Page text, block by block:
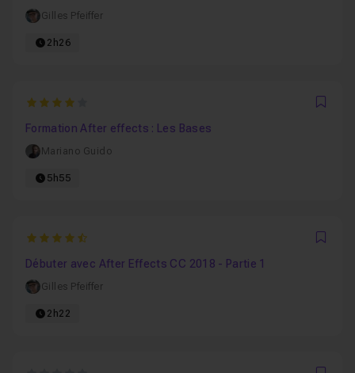
Gilles Pfeiffer
2h26
4
Formation After effects : Les Bases
Mariano Guido
5h55
4.7636363636364
Débuter avec After Effects CC 2018 - Partie 1
Gilles Pfeiffer
2h22